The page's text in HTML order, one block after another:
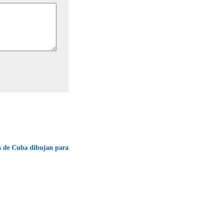
de Cuba dibujan para